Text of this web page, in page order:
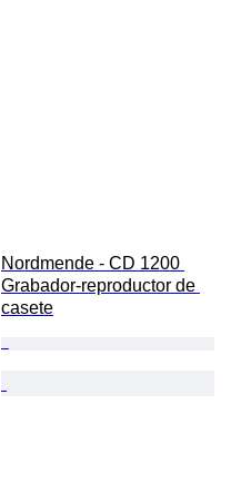
Nordmende - CD 1200
Grabador-reproductor de
casete